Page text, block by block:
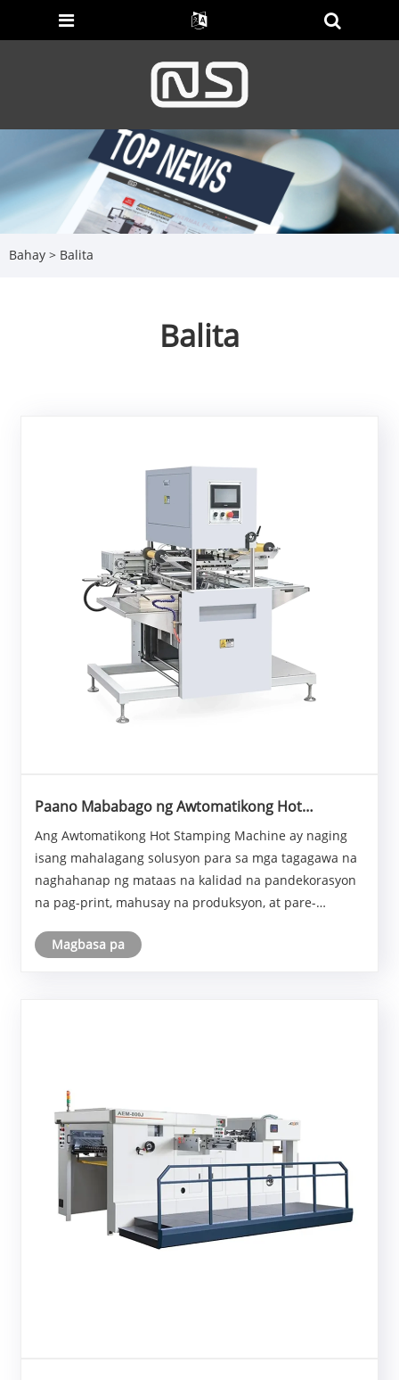
Bahay > Balita
Balita
Paano Mababago ng Awtomatikong Hot
Printing Production
Ang Awtomatikong Hot Stamping Machine ay naging
isang mahalagang solusyon para sa mga tagagawa na
naghahanap ng mataas na kalidad na pandekorasyon
na pag-print, mahusay na produksyon, at pare-
talata ng gabay na ito, ipinakilala ng Feihua kung
Magbasa pa